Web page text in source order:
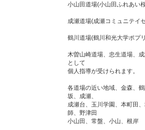
小山田道場(小山田ふれあい
成瀬道場(成瀬コミュニテイ
鶴川道場(鶴川和光大学ポプ
木曽山崎道場、忠生道場、
として
個人指導が受けられます。
各道場の近い地域、金森、
坂、成瀬、
成瀬台、玉川学園、本町田
師、野津田
小山田、常盤、小山、根岸